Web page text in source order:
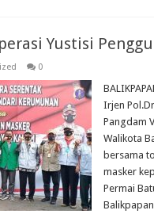
Yustisi
0
Irjen
Pangdam
Walikota
bersama
masker
Permai